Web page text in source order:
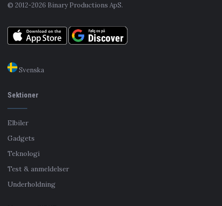
© 2012-2026 Binary Productions ApS.
Svenska
Sektioner
Elbiler
Gadgets
Teknologi
Test & anmeldelser
Underholdning